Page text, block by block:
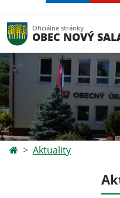
Oficiálne stránky
OBEC NOVÝ
Aktuality